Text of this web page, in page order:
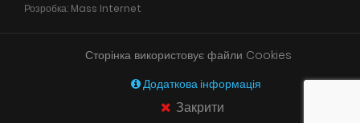
Розробка: Mass Internet
Сторінка використовує файли Cookies
Додаткова інформація
Закрити